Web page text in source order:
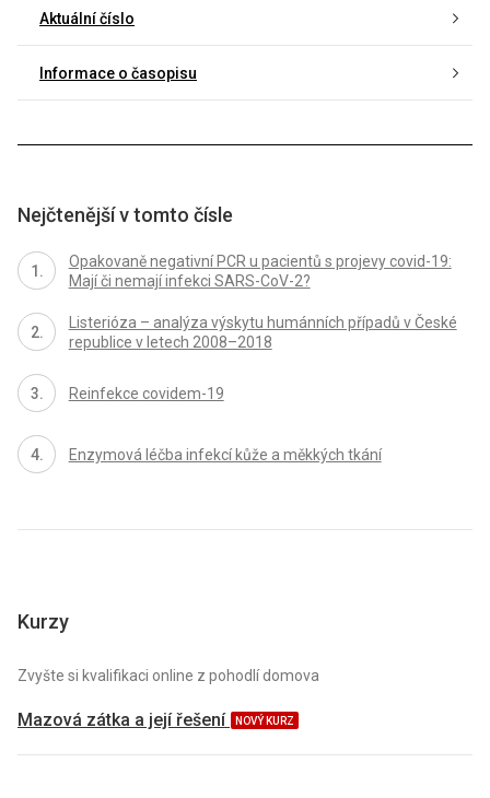
Aktuální číslo
Informace o časopisu
Nejčtenější v tomto čísle
Opakovaně negativní PCR u pacientů s projevy covid-19:
Mají či nemají infekci SARS-CoV-2?
Listerióza – analýza výskytu humánních případů v České
republice v letech 2008–2018
Reinfekce covidem-19
Enzymová léčba infekcí kůže a měkkých tkání
Kurzy
Zvyšte si kvalifikaci online z pohodlí domova
Mazová zátka a její řešení NOVÝ KURZ